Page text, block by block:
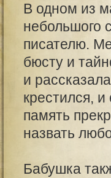
В одном из
небольшого
писателю.
бюсту и
и
крестился,
память
назвать
Бабушка